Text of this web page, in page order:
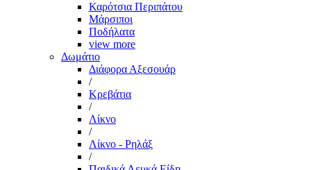
Καρότσια Περιπάτου
Μάρσιποι
Ποδήλατα
view more
Δωμάτιο
Διάφορα Αξεσουάρ
/
Κρεβάτια
/
Λίκνο
/
Λίκνο - Ρηλάξ
/